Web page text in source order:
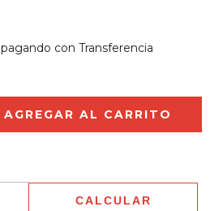
pagando con Transferencia
CALCULAR